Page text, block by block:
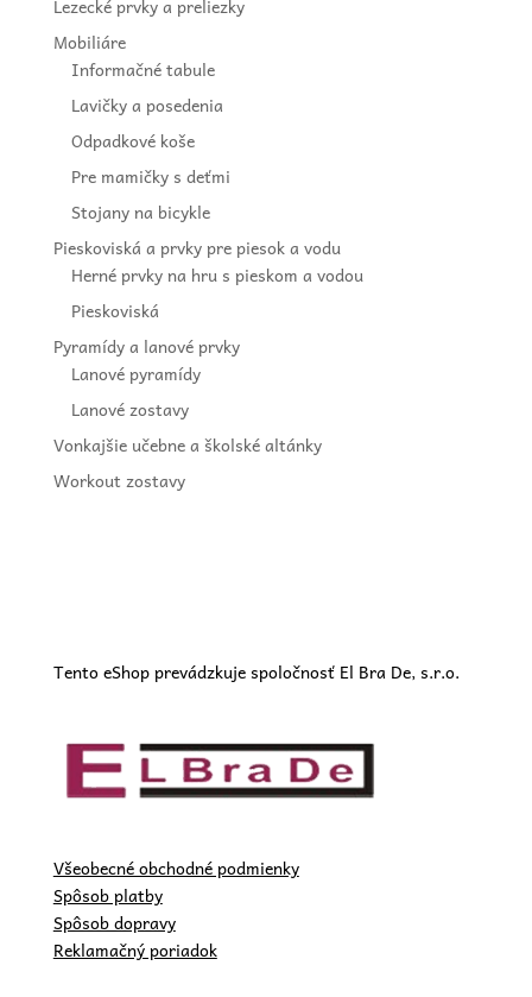
Lezecké prvky a preliezky
Mobiliáre
Informačné tabule
Lavičky a posedenia
Odpadkové koše
Pre mamičky s deťmi
Stojany na bicykle
Pieskoviská a prvky pre piesok a vodu
Herné prvky na hru s pieskom a vodou
Pieskoviská
Pyramídy a lanové prvky
Lanové pyramídy
Lanové zostavy
Vonkajšie učebne a školské altánky
Workout zostavy
Tento eShop prevádzkuje spoločnosť El Bra De, s.r.o.
Všeobecné obchodné podmienky
Spôsob platby
Spôsob dopravy
Reklamačný poriadok